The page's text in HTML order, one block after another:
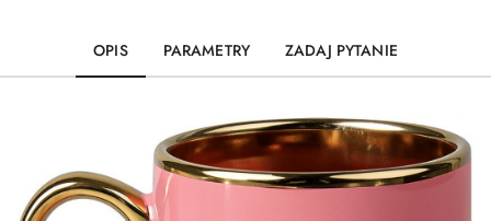
OPIS PARAMETRY ZADAJ PYTANIE